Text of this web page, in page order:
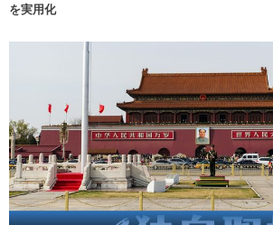
を実用化